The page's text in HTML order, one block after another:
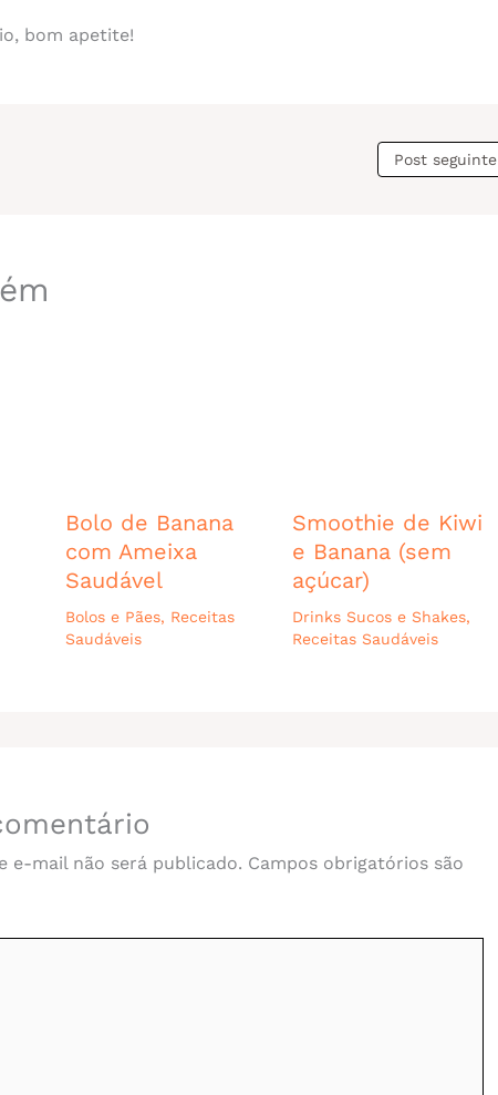
bom apetite!
Post seguinte
Bolo de Banana
com Ameixa
Saudável
Bolos e Pães, Receitas
Saudáveis
Smoothie de Kiwi
e Banana (sem
açúcar)
Drinks Sucos e Shakes,
Receitas Saudáveis
e-mail não será publicado. Campos obrigatórios são